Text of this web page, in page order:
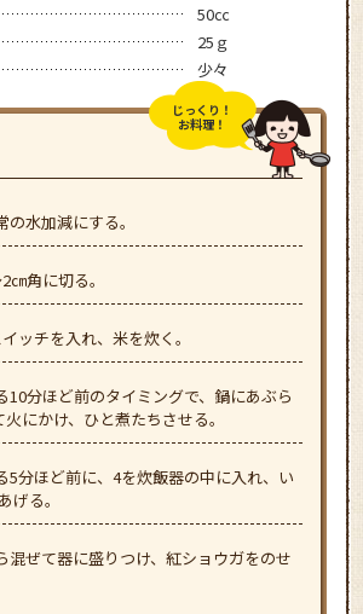
50㏄
25ｇ
少々
じっくり！
お料理！
水加減にする。
㎝角に切る。
ッチを入れ、米を炊く。
10分ほど前のタイミングで、鍋にあぶら
にかけ、ひと煮たちさせる。
5分ほど前に、4を炊飯器の中に入れ、い
げる。
混ぜて器に盛りつけ、紅ショウガをのせ